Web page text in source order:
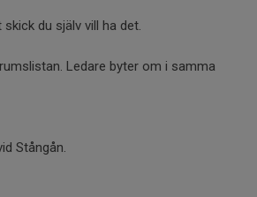
du själv vill ha det.
Ledare byter om i samma
Stångån.